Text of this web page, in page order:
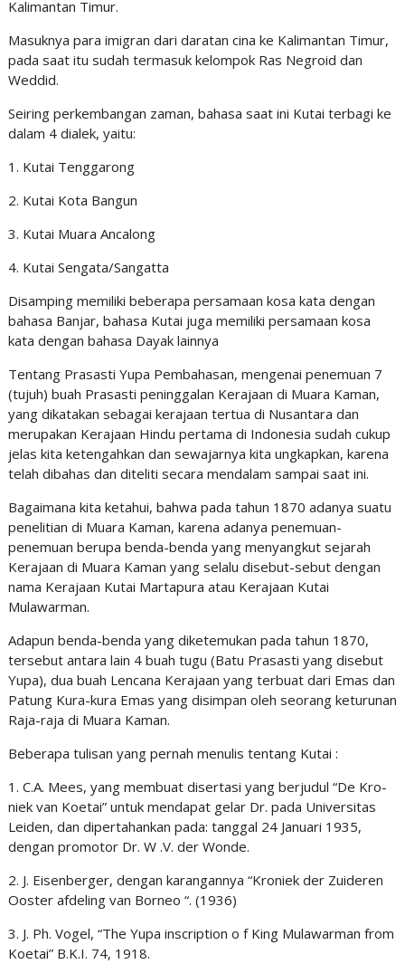
Kalimantan Timur.
Masuknya para imigran dari daratan cina ke Kalimantan Timur,
pada saat itu sudah termasuk kelompok Ras Negroid dan
Weddid.
Seiring perkembangan zaman, bahasa saat ini Kutai terbagi ke
dalam 4 dialek, yaitu:
1. Kutai Tenggarong
2. Kutai Kota Bangun
3. Kutai Muara Ancalong
4. Kutai Sengata/Sangatta
Disamping memiliki beberapa persamaan kosa kata dengan
bahasa Banjar, bahasa Kutai juga memiliki persamaan kosa
kata dengan bahasa Dayak lainnya
Tentang Prasasti Yupa Pembahasan, mengenai penemuan 7
(tujuh) buah Prasasti peninggalan Kerajaan di Muara Kaman,
yang dikatakan sebagai kerajaan tertua di Nusantara dan
merupakan Kerajaan Hindu pertama di Indonesia sudah cukup
jelas kita ketengahkan dan sewajarnya kita ungkapkan, karena
telah dibahas dan diteliti secara mendalam sampai saat ini.
Bagaimana kita ketahui, bahwa pada tahun 1870 adanya suatu
penelitian di Muara Kaman, karena adanya penemuan-
penemuan berupa benda-benda yang menyangkut sejarah
Kerajaan di Muara Kaman yang selalu disebut-sebut dengan
nama Kerajaan Kutai Martapura atau Kerajaan Kutai
Mulawarman.
Adapun benda-benda yang diketemukan pada tahun 1870,
tersebut antara lain 4 buah tugu (Batu Prasasti yang disebut
Yupa), dua buah Lencana Kerajaan yang terbuat dari Emas dan
Patung Kura-kura Emas yang disimpan oleh seorang keturunan
Raja-raja di Muara Kaman.
Beberapa tulisan yang pernah menulis tentang Kutai :
1. C.A. Mees, yang membuat disertasi yang berjudul “De Kro-
niek van Koetai” untuk mendapat gelar Dr. pada Universitas
Leiden, dan dipertahankan pada: tanggal 24 Januari 1935,
dengan promotor Dr. W .V. der Wonde.
2. J. Eisenberger, dengan karangannya “Kroniek der Zuideren
Ooster afdeling van Borneo “. (1936)
3. J. Ph. Vogel, “The Yupa inscription o f King Mulawarman from
Koetai” B.K.I. 74, 1918.